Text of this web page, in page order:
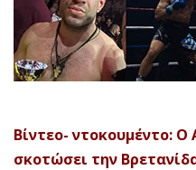
Βίντεο- ντοκουμέντο: Ο
σκοτώσει την